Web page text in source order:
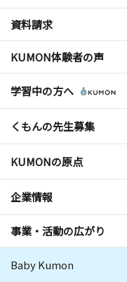
資料請求
KUMON体験者の声
学習中の方へ
くもんの先生募集
KUMONの原点
企業情報
事業・活動の広がり
Baby Kumon